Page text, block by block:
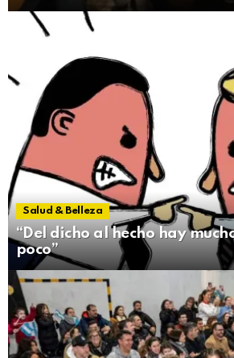
Salud & Belleza
“Del dicho al hecho hay
poco”